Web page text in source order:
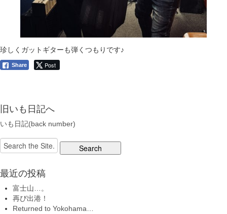
珍しくガットギターも弾くつもりです♪
Share Post
旧いも日記へ
いも日記(back number)
Search
for:
最近の投稿
富士山…。
再び出港！
Returned to Yokohama…